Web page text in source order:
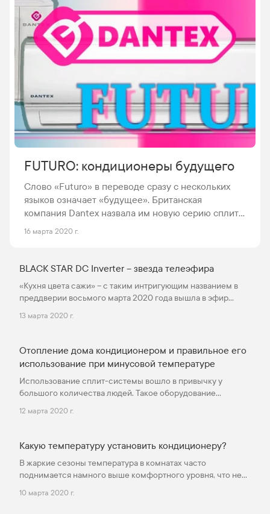
которые нужно проделывать каждый раз перед
жарким сезоном:
FUTURO: кондиционеры будущего
Слово «Futuro» в переводе сразу с нескольких
языков означает «будущее». Британская
компания Dantex назвала им новую серию сплит-
систем. Забегая вперед, хочется сказать, что это
чем они отличаются и какими функциями
16 марта 2020 г.
BLACK STAR DC Inverter – звезда телеэфира
«Кухня цвета сажи» – с таким интригующим названием в
преддверии восьмого марта 2020 года вышла в эфир
в первый раз, одним из главных «героев» переделки
проекта небольшая кухня на первом этаже городской
многоэтажки превратилась в уютный уголок с интерьером
в современном стиле. Выбор цветовой гаммы проекта –
отсылка к теме экологичности, натуральности и природы в
целом.
13 марта 2020 г.
Отопление дома кондиционером и правильное его
использование при минусовой температуре
Использование сплит-системы вошло в привычку у
большого количества людей. Такое оборудование
внутри комнат, сделав их более комфортными для
значений довольно широк.
12 марта 2020 г.
Какую температуру установить кондиционеру?
В жаркие сезоны температура в комнатах часто
поднимается намного выше комфортного уровня, что не
на самочувствии. Справиться с этой задачей поможет
10 марта 2020 г.